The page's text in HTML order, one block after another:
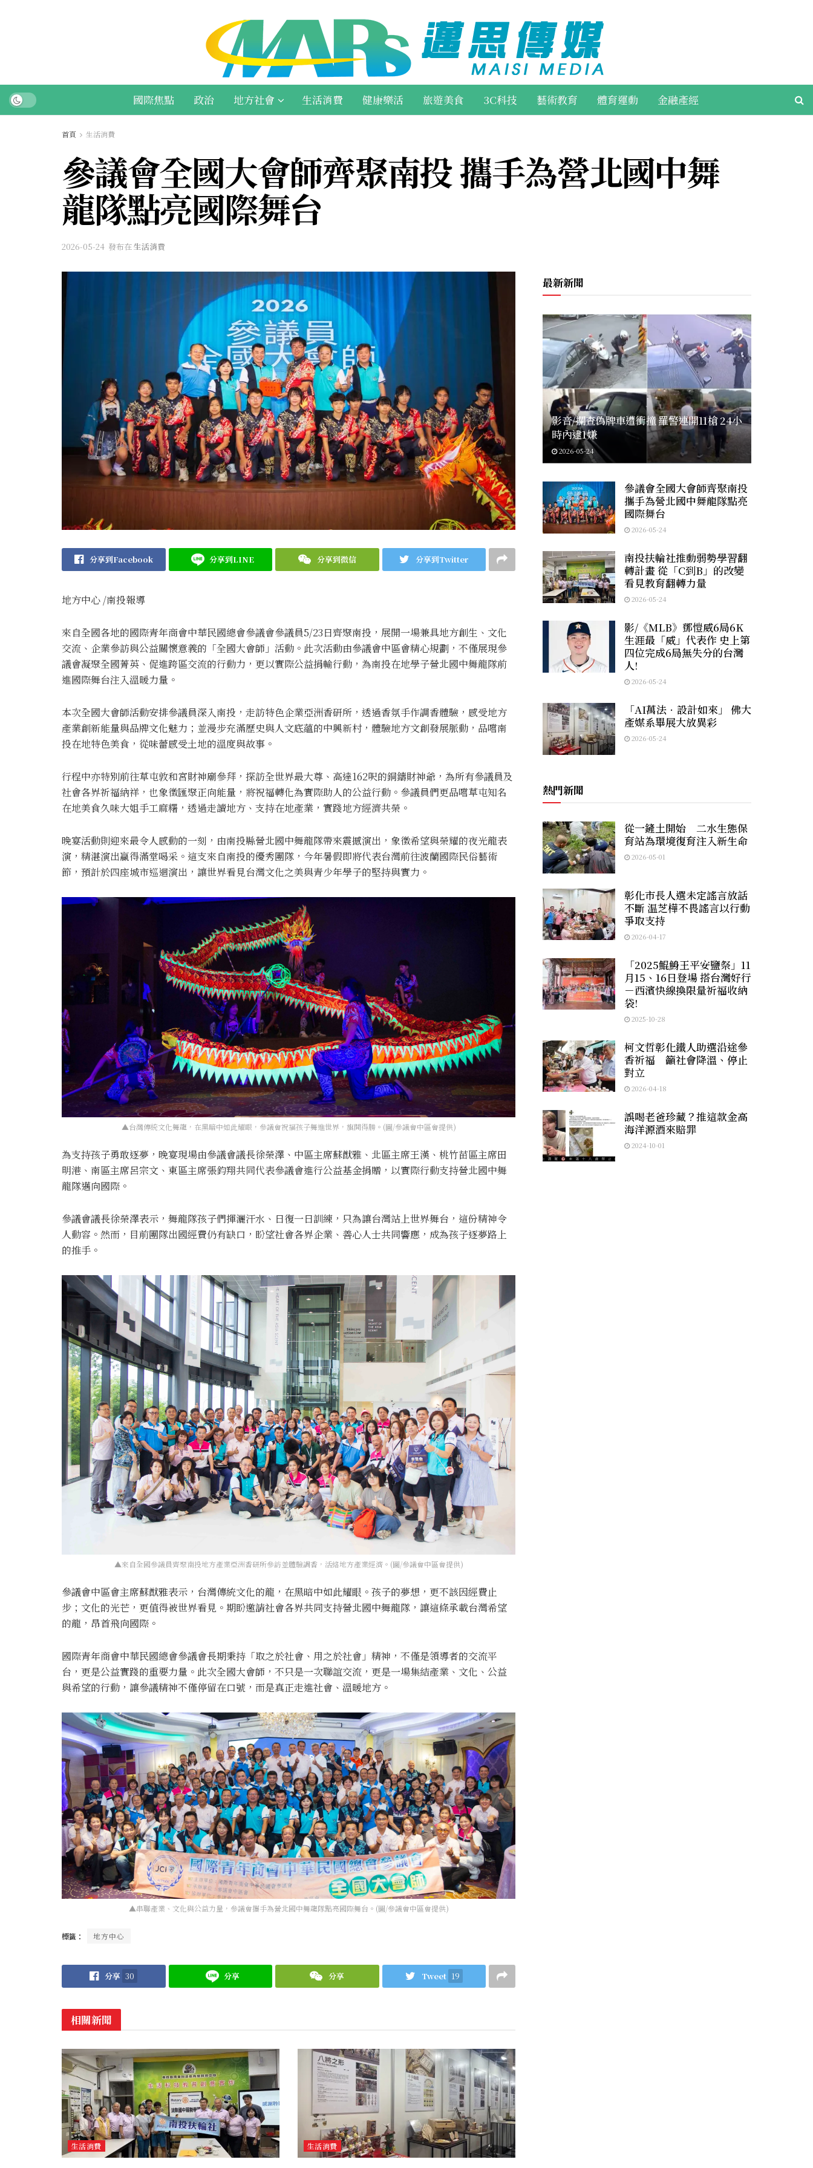
國際焦點 政治 地方社會 生活消費 健康樂活 旅遊美食 3C科技 藝術教育 體育運動 金融產經
首頁 生活消費
參議會全國大會師齊聚南投 攜手為營北國中舞
龍隊點亮國際舞台
2026-05-24 發布在生活消費
分享到Facebook 分享到LINE 分享到微信 分享到Twitter
地方中心 /南投報導
來自全國各地的國際青年商會中華民國總會參議會參議員5/23日齊聚南投，展開一場兼具地方創生、文化
交流、企業參訪與公益關懷意義的「全國大會師」活動。此次活動由參議會中區會精心規劃，不僅展現參
議會凝聚全國菁英、促進跨區交流的行動力，更以實際公益捐輸行動，為南投在地學子營北國中舞龍隊前
進國際舞台注入溫暖力量。
本次全國大會師活動安排參議員深入南投，走訪特色企業亞洲香研所，透過香氛手作調香體驗，感受地方
產業創新能量與品牌文化魅力；並漫步充滿歷史與人文底蘊的中興新村，體驗地方文創發展脈動，品嚐南
投在地特色美食，從味蕾感受土地的溫度與故事。
行程中亦特別前往草屯敦和宮財神廟參拜，探訪全世界最大尊、高達162呎的銅鑄財神爺，為所有參議員及
社會各界祈福納祥，也象徵匯聚正向能量，將祝福轉化為實際助人的公益行動。參議員們更品嚐草屯知名
在地美食久味大姐手工麻糬，透過走讀地方、支持在地產業，實踐地方經濟共榮。
晚宴活動則迎來最令人感動的一刻，由南投縣營北國中舞龍隊帶來震撼演出，象徵希望與榮耀的夜光龍表
演，精湛演出贏得滿堂喝采。這支來自南投的優秀團隊，今年暑假即將代表台灣前往波蘭國際民俗藝術
節，預計於四座城市巡迴演出，讓世界看見台灣文化之美與青少年學子的堅持與實力。
▲台灣傳統文化舞龍，在黑暗中如此耀眼，參議會祝福孩子舞進世界，旗開得勝。(圖/參議會中區會提供)
為支持孩子勇敢逐夢，晚宴現場由參議會議長徐榮澤、中區主席蘇猷雅、北區主席王漢、桃竹苗區主席田
明港、南區主席呂宗文、東區主席張鈞翔共同代表參議會進行公益基金捐贈，以實際行動支持營北國中舞
龍隊邁向國際。
參議會議長徐榮澤表示，舞龍隊孩子們揮灑汗水、日復一日訓練，只為讓台灣站上世界舞台，這份精神令
人動容。然而，目前團隊出國經費仍有缺口，盼望社會各界企業、善心人士共同響應，成為孩子逐夢路上
的推手。
▲來自全國參議員齊聚南投地方產業亞洲香研所參訪並體驗調香，活絡地方產業經濟。(圖/參議會中區會提供)
參議會中區會主席蘇猷雅表示，台灣傳統文化的龍，在黑暗中如此耀眼。孩子的夢想，更不該因經費止
步；文化的光芒，更值得被世界看見。期盼邀請社會各界共同支持營北國中舞龍隊，讓這條承載台灣希望
的龍，昂首飛向國際。
國際青年商會中華民國總會參議會長期秉持「取之於社會、用之於社會」精神，不僅是領導者的交流平
台，更是公益實踐的重要力量。此次全國大會師，不只是一次聯誼交流，更是一場集結產業、文化、公益
與希望的行動，讓參議精神不僅停留在口號，而是真正走進社會、溫暖地方。
▲串聯產業、文化與公益力量，參議會攜手為營北國中舞龍隊點亮國際舞台。(圖/參議會中區會提供)
標籤： 地方中心
分享 30 分享 分享 Tweet 19
相關新聞
生活消費 生活消費
最新新聞
影音/攔查偽牌車遭衝撞 羅警連開11槍 24小
時內逮1嫌
2026-05-24
參議會全國大會師齊聚南投
攜手為營北國中舞龍隊點亮
國際舞台
2026-05-24
南投扶輪社推動弱勢學習翻
轉計畫 從「C到B」的改變
看見教育翻轉力量
2026-05-24
影/《MLB》鄧愷威6局6K
生涯最「威」代表作 史上第
四位完成6局無失分的台灣
人!
2026-05-24
「AI萬法．設計如來」 佛大
產媒系畢展大放異彩
2026-05-24
熱門新聞
從一鏟土開始 二水生態保
育站為環境復育注入新生命
2026-05-01
彰化市長人選未定謠言放話
不斷 温芝樺不畏謠言以行動
爭取支持
2026-04-17
「2025鯤鯓王平安鹽祭」11
月15、16日登場 搭台灣好行
－西濱快線換限量祈福收納
袋!
2025-10-28
柯文哲彰化鐵人助選沿途參
香祈福 籲社會降溫、停止
對立
2026-04-18
誤喝老爸珍藏？推這款金高
海洋源酒來賠罪
2024-10-01